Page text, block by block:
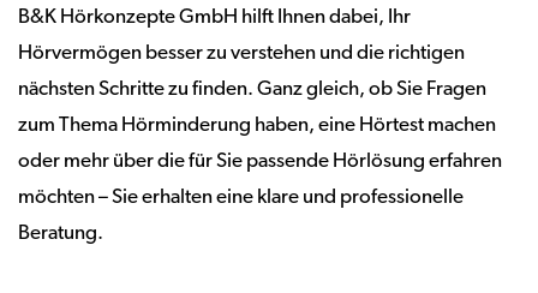
B&K Hörkonzepte GmbH hilft Ihnen dabei, Ihr
Hörvermögen besser zu verstehen und die richtigen
nächsten Schritte zu finden. Ganz gleich, ob Sie Fragen
zum Thema Hörminderung haben, eine Hörtest machen
oder mehr über die für Sie passende Hörlösung erfahren
möchten – Sie erhalten eine klare und professionelle
Beratung.